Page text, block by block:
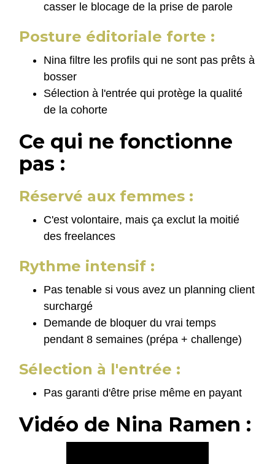
casser le blocage de la prise de parole
Posture éditoriale forte :
Nina filtre les profils qui ne sont pas prêts à
bosser
Sélection à l'entrée qui protège la qualité
de la cohorte
Ce qui ne fonctionne
pas :
Réservé aux femmes :
C'est volontaire, mais ça exclut la moitié
des freelances
Rythme intensif :
Pas tenable si vous avez un planning client
surchargé
Demande de bloquer du vrai temps
pendant 8 semaines (prépa + challenge)
Sélection à l'entrée :
Pas garanti d'être prise même en payant
Vidéo de Nina Ramen :